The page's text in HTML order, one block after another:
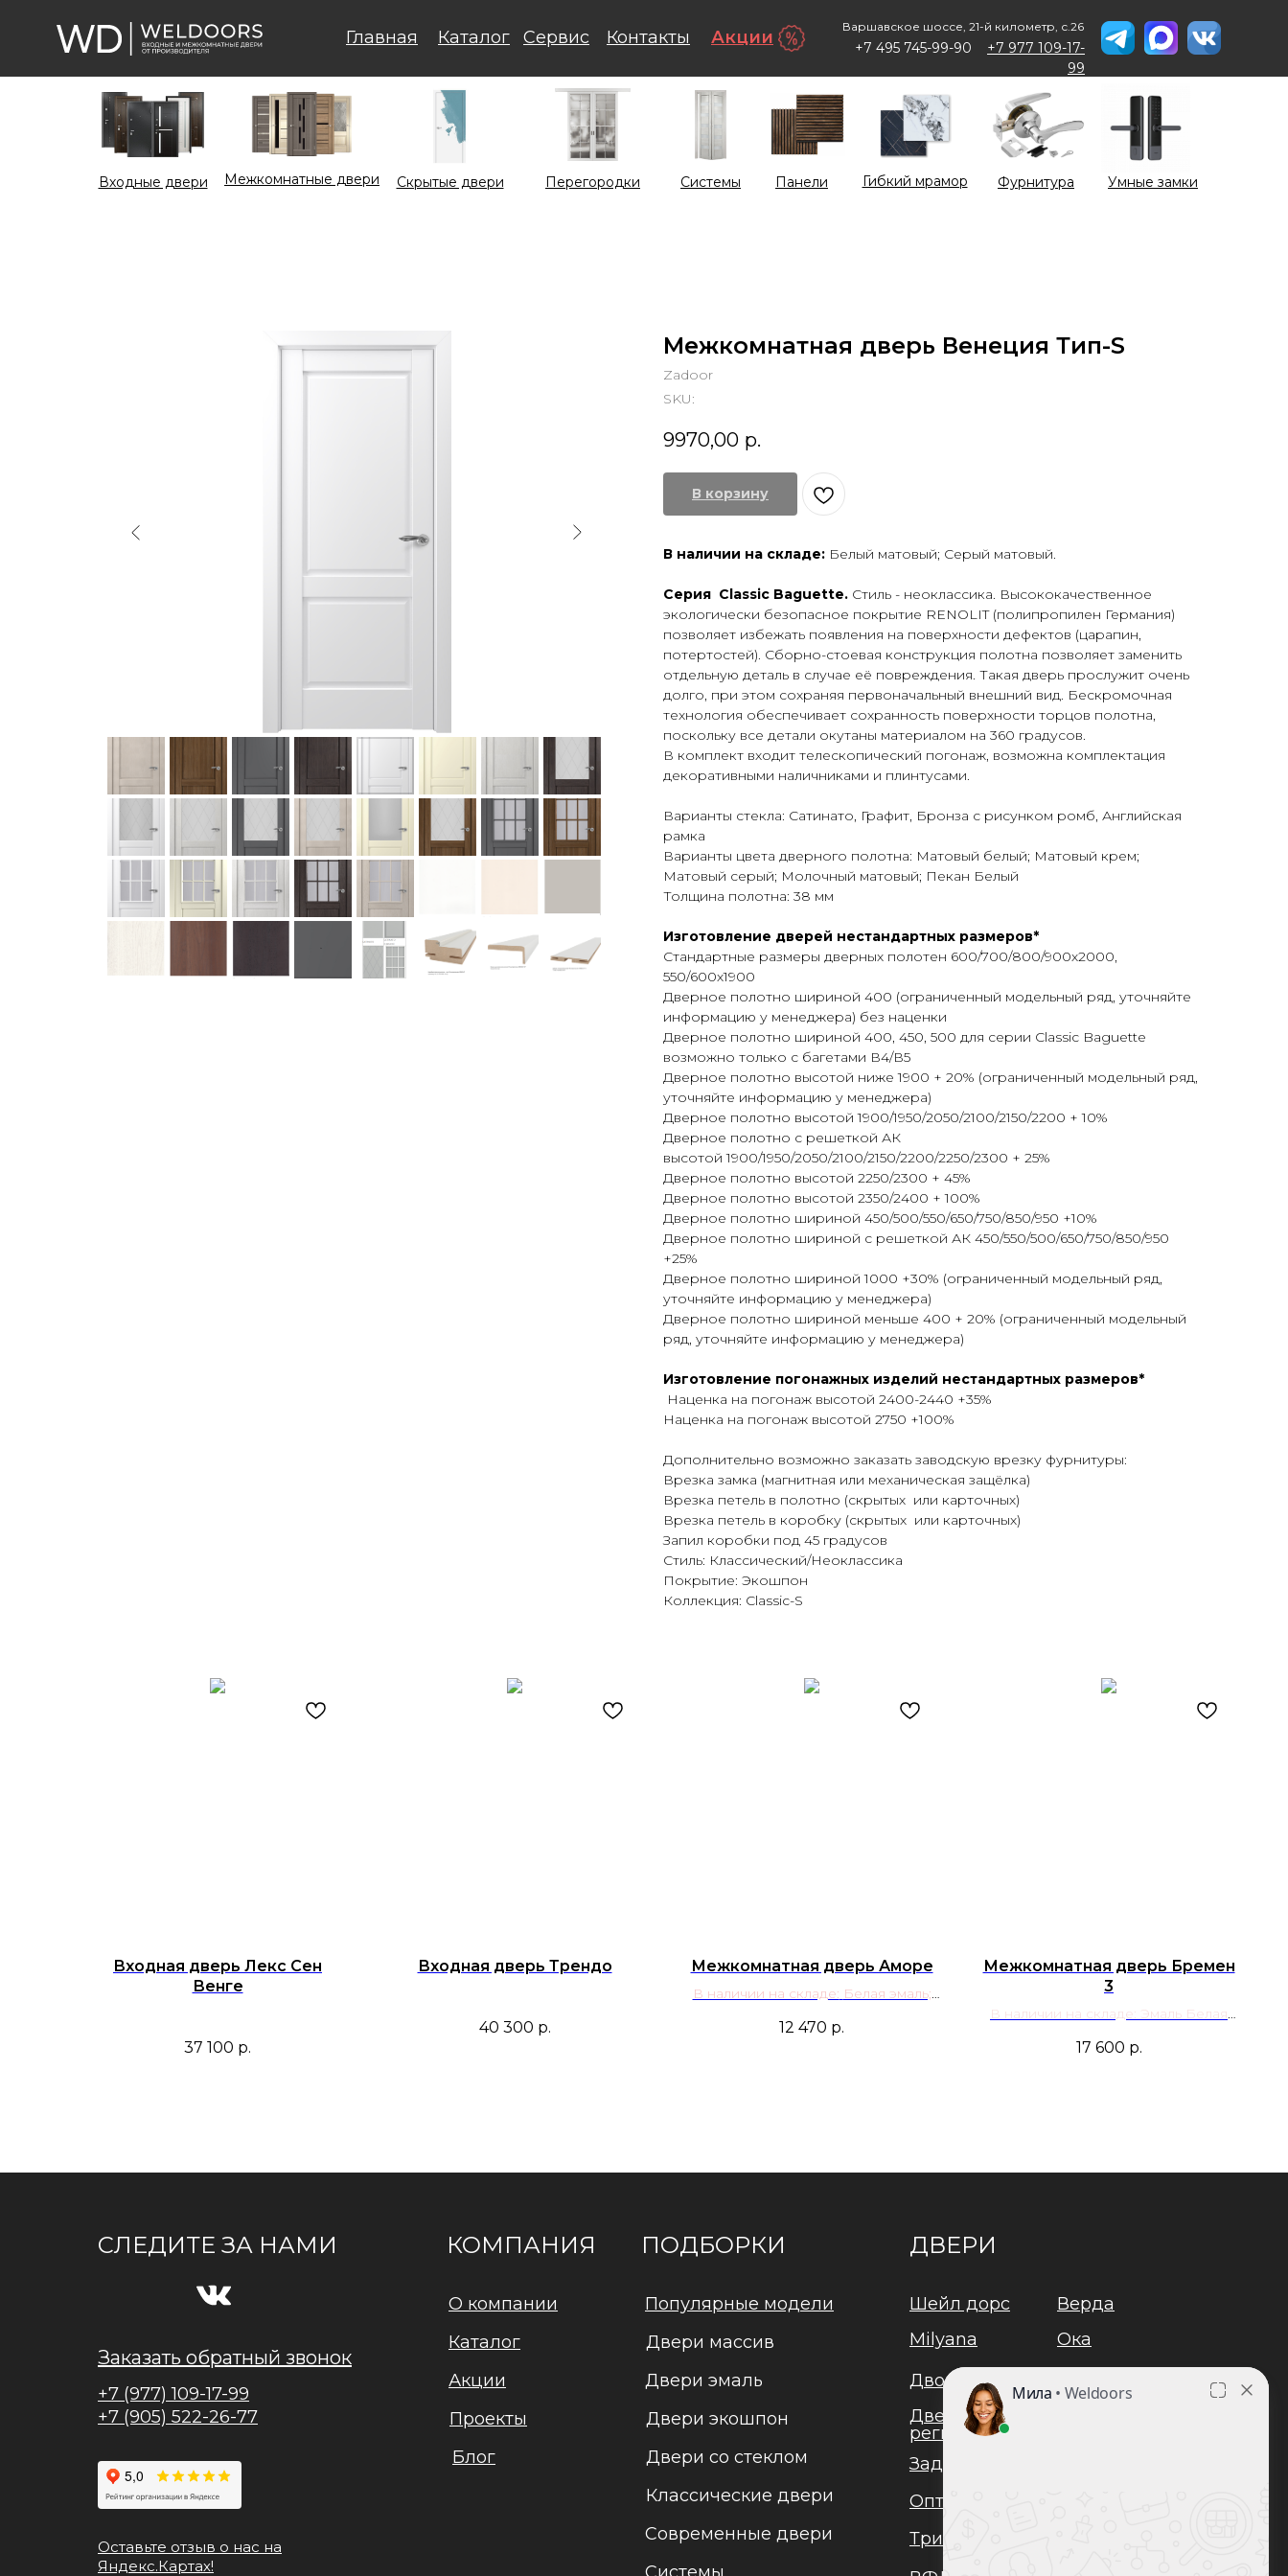
Каталог
Главная Контакты
Сервис Акции
+7 977 109-17-
99
Варшавское шоссе, 21-й километр, с.26
+7 495 745-99-90
Системы Умные замки
Фурнитура
Гибкий мрамор
Панели
Перегородки
Cкрытые двери
Входные двери Межкомнатные двери
Межкомнатная дверь Венеция Тип-S
Zadoor
SKU:
9970,00 р.
В корзину
В наличии на складе: Белый матовый; Серый матовый.
Серия Classic Baguette. Стиль - неоклассика. Высококачественное
экологически безопасное покрытие RENOLIT (полипропилен Германия)
позволяет избежать появления на поверхности дефектов (царапин,
потертостей). Сборно-стоевая конструкция полотна позволяет заменить
отдельную деталь в случае её повреждения. Такая дверь прослужит очень
долго, при этом сохраняя первоначальный внешний вид. Бескромочная
технология обеспечивает сохранность поверхности торцов полотна,
поскольку все детали окутаны материалом на 360 градусов.
В комплект входит телескопический погонаж, возможна комплектация
декоративными наличниками и плинтусами.
Варианты стекла: Сатинато, Графит, Бронза с рисунком ромб, Английская
рамка
Варианты цвета дверного полотна: Матовый белый; Матовый крем;
Матовый серый; Молочный матовый; Пекан Белый
Толщина полотна: 38 мм
Изготовление дверей нестандартных размеров*
Стандартные размеры дверных полотен 600/700/800/900х2000,
550/600х1900
Дверное полотно шириной 400 (ограниченный модельный ряд, уточняйте
информацию у менеджера) без наценки
Дверное полотно шириной 400, 450, 500 для серии Classic Baguette
возможно только с багетами В4/В5
Дверное полотно высотой ниже 1900 + 20% (ограниченный модельный ряд,
уточняйте информацию у менеджера)
Дверное полотно высотой 1900/1950/2050/2100/2150/2200 + 10%
Дверное полотно с решеткой АК
высотой 1900/1950/2050/2100/2150/2200/2250/2300 + 25%
Дверное полотно высотой 2250/2300 + 45%
Дверное полотно высотой 2350/2400 + 100%
Дверное полотно шириной 450/500/550/650/750/850/950 +10%
Дверное полотно шириной с решеткой АК 450/550/500/650/750/850/950
+25%
Дверное полотно шириной 1000 +30% (ограниченный модельный ряд,
уточняйте информацию у менеджера)
Дверное полотно шириной меньше 400 + 20% (ограниченный модельный
ряд, уточняйте информацию у менеджера)
Изготовление погонажных изделий нестандартных размеров*
Наценка на погонаж высотой 2400-2440 +35%
Наценка на погонаж высотой 2750 +100%
Дополнительно возможно заказать заводскую врезку фурнитуры:
Врезка замка (магнитная или механическая защёлка)
Врезка петель в полотно (скрытых или карточных)
Врезка петель в коробку (скрытых или карточных)
Запил коробки под 45 градусов
Стиль: Классический/Неоклассика
Покрытие: Экошпон
Коллекция: Classic-S
Входная дверь Лекс Сен
Венге
37 100 р.
Входная дверь Трендо
40 300 р.
Межкомнатная дверь Аморе
В наличии на складе: Белая эмаль;
12 470 р.
Межкомнатная дверь Бремен
3
В наличии на складе: Эмаль Белая
RAL 7032
17 600 р.
СЛЕДИТЕ ЗА НАМИ КОМПАНИЯ ПОДБОРКИ ДВЕРИ
+7 (977) 109-17-99
+7 (905) 522-26-77
Верда
Шейл дорс
Популярные модели
О компании
Дворецкий
Двери эмаль
Каталог
Двери
регионов
Двери экошпон
Акции
Триадорс
Современные двери
Оптима
Классические двери
Системы
Задор
Двери со стеклом
Ока
Milyana
Двери массив
Оставьте отзыв о нас на
Яндекс.Картах!
Проекты
Заказать обратный звонок
Блог